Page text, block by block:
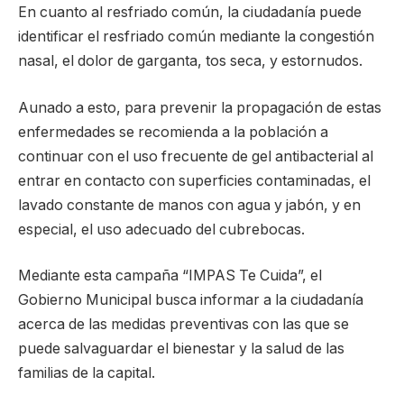
En cuanto al resfriado común, la ciudadanía puede
identificar el resfriado común mediante la congestión
nasal, el dolor de garganta, tos seca, y estornudos.
Aunado a esto, para prevenir la propagación de estas
enfermedades se recomienda a la población a
continuar con el uso frecuente de gel antibacterial al
entrar en contacto con superficies contaminadas, el
lavado constante de manos con agua y jabón, y en
especial, el uso adecuado del cubrebocas.
Mediante esta campaña “IMPAS Te Cuida”, el
Gobierno Municipal busca informar a la ciudadanía
acerca de las medidas preventivas con las que se
puede salvaguardar el bienestar y la salud de las
familias de la capital.